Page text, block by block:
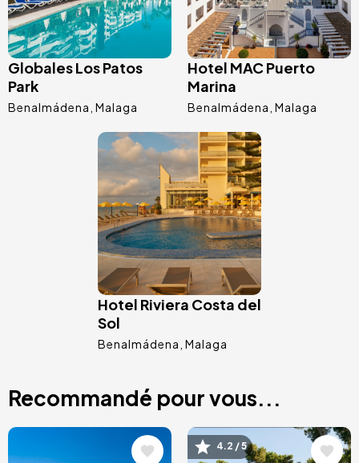
Globales Los Patos
Park
Benalmádena Malaga
Hotel MAC Puerto
Marina
Benalmádena Malaga
Image
Hotel Riviera Costa del
Sol
Benalmádena Malaga
Recommandé pour vous...
Image
4.2 / 5